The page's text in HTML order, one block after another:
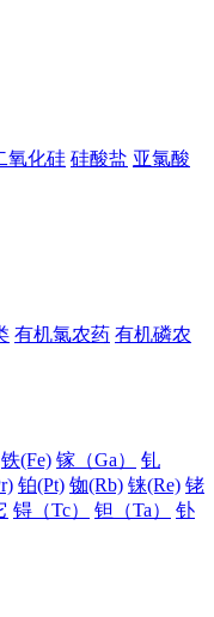
氧化硅 硅酸盐 亚氯酸
有机氯农药 有机磷农
铁(Fe) 镓（Ga）
钆
铂(Pt) 铷(Rb) 铼(Re) 铑
锝（Tc） 钽（Ta）
钋